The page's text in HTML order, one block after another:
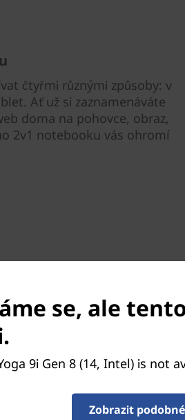
čtyřmi různými způsoby: v
Ať už si zaznamenáváte
doma na pohovce, obraz,
2v1 notebooku vás ohromí
v pohodlném designu
hranám se snadno
Může se také
edge-to-edge a časově
kliknutí, které umožňují
pozadí na kameře a
se, ale
9i Gen 8 (14, Intel) is not
Zobrazit